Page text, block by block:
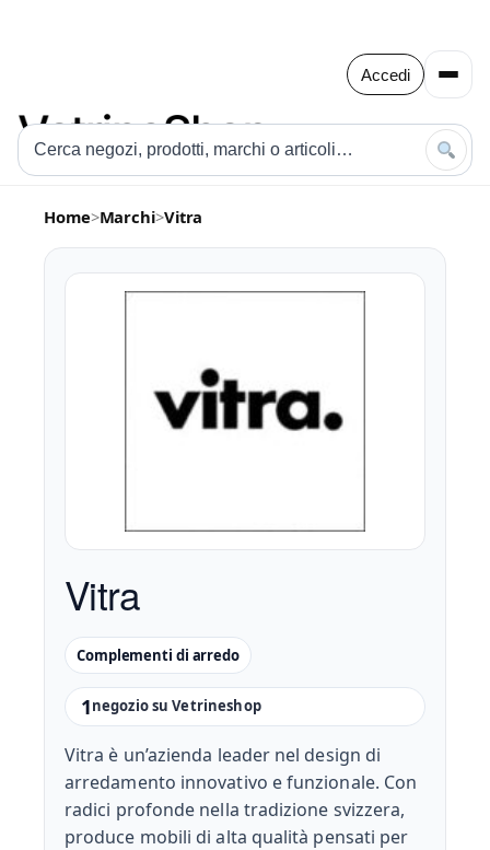
Accedi
Home>Marchi>Vitra
Vitra
1negozio su Vetrineshop
Complementi di arredo
Vitra è un’azienda leader nel design di
arredamento innovativo e funzionale. Con
radici profonde nella tradizione svizzera,
produce mobili di alta qualità pensati per